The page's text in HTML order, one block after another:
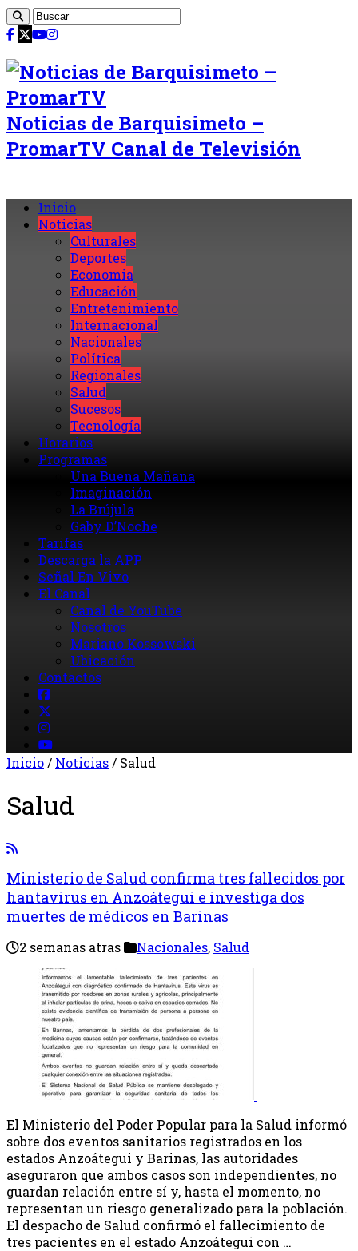
Noticias de Barquisimeto –
PromarTV Canal de Televisión
Inicio
Noticias
Culturales
Deportes
Economia
Educación
Entretenimiento
Internacional
Nacionales
Política
Regionales
Salud
Sucesos
Tecnología
Horarios
Programas
Una Buena Mañana
Imaginación
La Brújula
Gaby D’Noche
Tarifas
Descarga la APP
Señal En Vivo
El Canal
Canal de YouTube
Nosotros
Mariano Kossowski
Ubicación
Contactos
Inicio/ Noticias/ Salud
Salud
Ministerio de Salud confirma tres fallecidos por
hantavirus en Anzoátegui e investiga dos
muertes de médicos en Barinas
2 semanas atras Nacionales, Salud
El Ministerio del Poder Popular para la Salud informó
sobre dos eventos sanitarios registrados en los
estados Anzoátegui y Barinas, las autoridades
aseguraron que ambos casos son independientes, no
guardan relación entre sí y, hasta el momento, no
representan un riesgo generalizado para la población.
El despacho de Salud confirmó el fallecimiento de
tres pacientes en el estado Anzoátegui con …